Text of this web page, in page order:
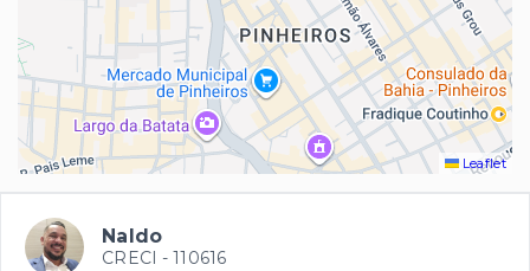
Leaflet
Naldo
CRECI - 110616